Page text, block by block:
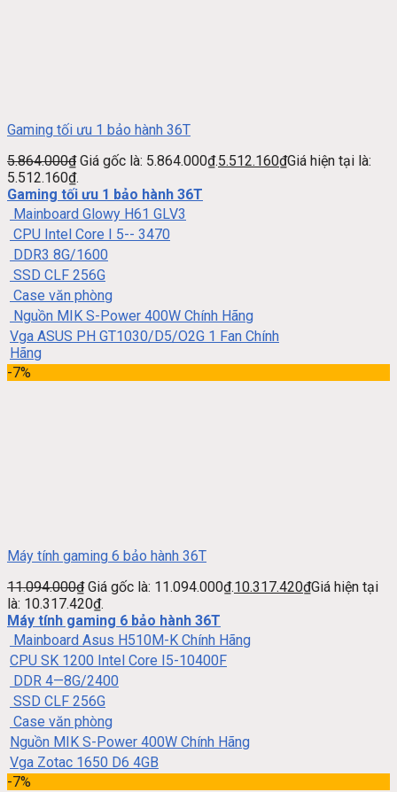
Gaming tối ưu 1 bảo hành 36T
5.864.000₫ Giá gốc là: 5.864.000₫.5.512.160₫Giá hiện tại là:
5.512.160₫.
Gaming tối ưu 1 bảo hành 36T
Mainboard Glowy H61 GLV3
CPU Intel Core I 5-- 3470
DDR3 8G/1600
SSD CLF 256G
Case văn phòng
Nguồn MIK S-Power 400W Chính Hãng
Vga ASUS PH GT1030/D5/O2G 1 Fan Chính
Hãng
-7%
Máy tính gaming 6 bảo hành 36T
11.094.000₫ Giá gốc là: 11.094.000₫.10.317.420₫Giá hiện tại
là: 10.317.420₫.
Máy tính gaming 6 bảo hành 36T
Mainboard Asus H510M-K Chính Hãng
CPU SK 1200 Intel Core I5-10400F
DDR 4—8G/2400
SSD CLF 256G
Case văn phòng
Nguồn MIK S-Power 400W Chính Hãng
Vga Zotac 1650 D6 4GB
-7%